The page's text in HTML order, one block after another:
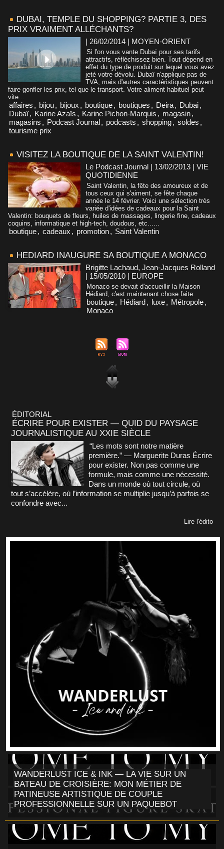
DUBAI, TEMPLE DU SHOPPING? PARTIE 3, DES
PRIX VRAIMENT ALLÉCHANTS?
| 26/02/2014 | MOYEN-ORIENT
Si l'on vous vante Dubaï pour ses tarifs
attractifs, réfléchissez bien. Tout dépend en
effet du type de produit sur lequel vous avez
jeté votre dévolu. Dubaï n'applique pas de
TVA, mais d'autres caractéristiques peuvent
faire gonfler les prix, tel que le transport. Votre aliment habituel peut
vite...
affaires , bijou, bijoux , boutique, boutiques , Deira, Dubai,
Dubaï, Karine Azaïs , Karine Pichon-Marquis , magasin,
magasins , Podcast Journal, podcasts , shopping, soldes ,
tourisme prix
VISITEZ LA BOUTIQUE DE LA SAINT VALENTIN!
Le Podcast Journal | 13/02/2013 | VIE
QUOTIDIENNE
Saint Valentin, la fête des amoureux et de
tous ceux qui s'aiment, se fête chaque
année le 14 février. Voici une sélection très
variée d'idées de cadeaux pour la Saint
Valentin: bouquets de fleurs, huiles de massages, lingerie fine, cadeaux
coquins, informatique et high-tech, doudous, etc......
boutique, cadeaux , promotion, Saint Valentin
HEDIARD INAUGURE SA BOUTIQUE A MONACO
Brigitte Lachaud, Jean-Jacques Rolland
| 15/05/2010 | EUROPE
Monaco se devait d'accueillir la Maison
Hédiard, c'est maintenant chose faite.
boutique, Hédiard, luxe, Métropole,
Monaco
ÉDITORIAL
ÉCRIRE POUR EXISTER — QUID DU PAYSAGE
JOURNALISTIQUE AU XXIE SIÈCLE
“Les mots sont notre matière
première.” — Marguerite Duras Écrire
pour exister. Non pas comme une
formule, mais comme une nécessité.
Dans un monde où tout circule, où
tout s’accélère, où l’information se multiplie jusqu’à parfois se
confondre avec...
Lire l'édito
WANDERLUST ICE & INK — LA VIE SUR UN
BATEAU DE CROISIÈRE: MON MÉTIER DE
PATINEUSE ARTISTIQUE DE COUPLE
PROFESSIONNELLE SUR UN PAQUEBOT